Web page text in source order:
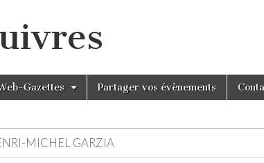
Gazettes Partager vos évènements
MICHEL GARZIA